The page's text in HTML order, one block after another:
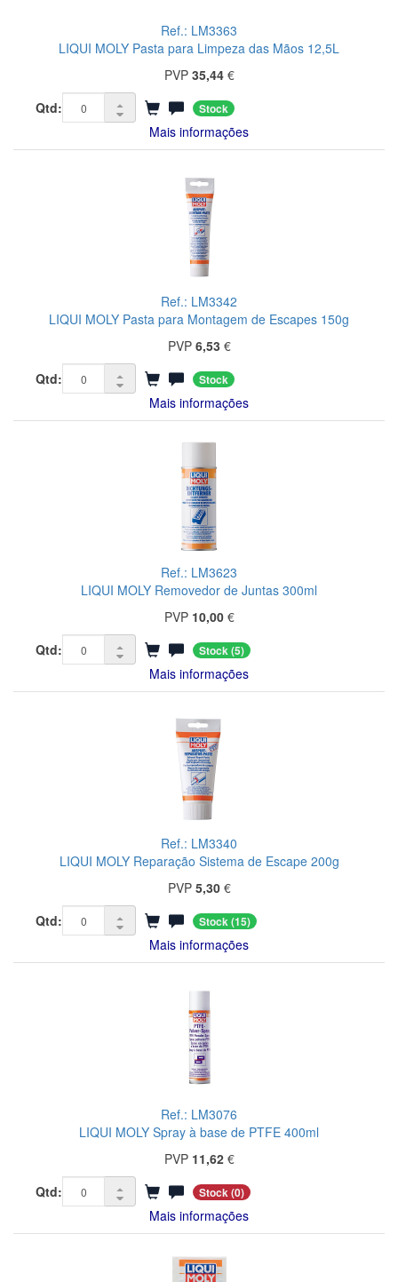
Ref.: LM3363
LIQUI MOLY Pasta para Limpeza das Mãos 12,5L
PVP 35,44€
Qtd:
Stock
Mais informações
Ref.: LM3342
LIQUI MOLY Pasta para Montagem de Escapes 150g
PVP 6,53 €
Qtd:
Stock
Mais informações
Ref.: LM3623
LIQUI MOLY Removedor de Juntas 300ml
PVP 10,00€
Qtd:
Stock(5)
Mais informações
Ref.: LM3340
LIQUI MOLY Reparação Sistema de Escape 200g
PVP 5,30€
Qtd:
Stock(15)
Mais informações
Ref.: LM3076
LIQUI MOLY Spray à base de PTFE 400ml
PVP 11,62€
Qtd:
Stock(0)
Mais informações